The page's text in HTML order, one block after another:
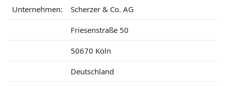
Unternehmen: Scherzer & Co. AG
Friesenstraße 50
50670 Köln
Deutschland